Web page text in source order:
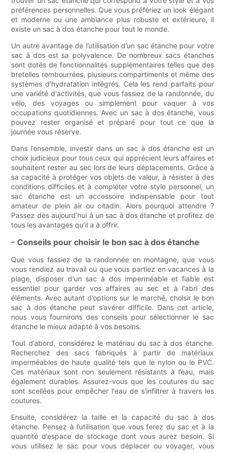
préférences personnelles. Que vous préfériez un look élégant
et moderne ou une ambiance plus robuste et extérieure, il
existe un sac à dos étanche pour tout le monde.
Un autre avantage de l’utilisation d’un sac étanche pour votre
sac à dos est sa polyvalence. De nombreux sacs étanches
sont dotés de fonctionnalités supplémentaires telles que des
bretelles rembourrées, plusieurs compartiments et même des
systèmes d'hydratation intégrés. Cela les rend parfaits pour
une variété d'activités, que vous fassiez de la randonnée, du
vélo, des voyages ou simplement pour vaquer à vos
occupations quotidiennes. Avec un sac à dos étanche, vous
pouvez rester organisé et préparé pour tout ce que la
journée vous réserve.
Dans l’ensemble, investir dans un sac à dos étanche est un
choix judicieux pour tous ceux qui apprécient leurs affaires et
souhaitent rester au sec lors de leurs déplacements. Grâce à
sa capacité à protéger vos objets de valeur, à résister à des
conditions difficiles et à compléter votre style personnel, un
sac étanche est un accessoire indispensable pour tout
amateur de plein air ou citadin. Alors pourquoi attendre ?
Passez dès aujourd’hui à un sac à dos étanche et profitez de
tous les avantages qu’il a à offrir.
- Conseils pour choisir le bon sac à dos étanche
Que vous fassiez de la randonnée en montagne, que vous
vous rendiez au travail ou que vous partiez en vacances à la
plage, disposer d'un sac à dos imperméable et fiable est
essentiel pour garder vos affaires au sec et à l'abri des
éléments. Avec autant d’options sur le marché, choisir le bon
sac à dos étanche peut s’avérer difficile. Dans cet article,
nous vous fournirons des conseils pour sélectionner le sac
étanche le mieux adapté à vos besoins.
Tout d’abord, considérez le matériau du sac à dos étanche.
Recherchez des sacs fabriqués à partir de matériaux
imperméables de haute qualité tels que le nylon ou le PVC.
Ces matériaux sont non seulement résistants à l’eau, mais
également durables. Assurez-vous que les coutures du sac
sont scellées pour empêcher l'eau de s'infiltrer à travers les
coutures.
Ensuite, considérez la taille et la capacité du sac à dos
étanche. Pensez à l’utilisation que vous ferez du sac et à la
quantité d’espace de stockage dont vous aurez besoin. Si
vous utilisez le sac pour vous déplacer ou voyager, vous